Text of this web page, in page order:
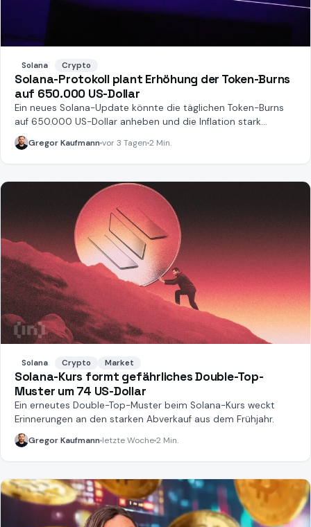
Solana Crypto
Solana-Protokoll plant Erhöhung der Token-Burns
auf 650.000 US-Dollar
Ein neues Solana-Update könnte die täglichen Token-Burns
auf 650.000 US-Dollar anheben und die Inflation stark
senken.
Gregor Kaufmannvor 3 Tagen 2 Min.
Solana Crypto Market
Solana-Kurs formt gefährliches Double-Top-
Muster um 74 US-Dollar
Ein erneutes Double-Top-Muster beim Solana-Kurs weckt
Erinnerungen an den starken Abverkauf aus dem Frühjahr.
Gregor Kaufmann letzte Woche2 Min.